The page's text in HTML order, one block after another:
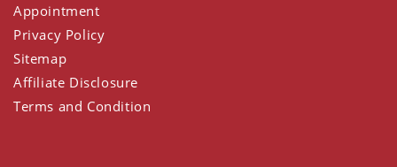
Appointment
Privacy Policy
Sitemap
Affiliate Disclosure
Terms and Condition